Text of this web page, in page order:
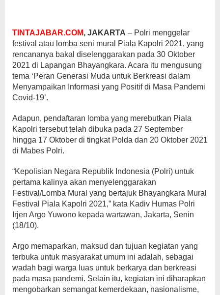
TINTAJABAR.COM, JAKARTA – Polri menggelar
festival atau lomba seni mural Piala Kapolri 2021, yang
rencananya bakal diselenggarakan pada 30 Oktober
2021 di Lapangan Bhayangkara. Acara itu mengusung
tema ‘Peran Generasi Muda untuk Berkreasi dalam
Menyampaikan Informasi yang Positif di Masa Pandemi
Covid-19’.
Adapun, pendaftaran lomba yang merebutkan Piala
Kapolri tersebut telah dibuka pada 27 September
hingga 17 Oktober di tingkat Polda dan 20 Oktober 2021
di Mabes Polri.
“Kepolisian Negara Republik Indonesia (Polri) untuk
pertama kalinya akan menyelenggarakan
Festival/Lomba Mural yang bertajuk Bhayangkara Mural
Festival Piala Kapolri 2021,” kata Kadiv Humas Polri
Irjen Argo Yuwono kepada wartawan, Jakarta, Senin
(18/10).
Argo memaparkan, maksud dan tujuan kegiatan yang
terbuka untuk masyarakat umum ini adalah, sebagai
wadah bagi warga luas untuk berkarya dan berkreasi
pada masa pandemi. Selain itu, kegiatan ini diharapkan
mengobarkan semangat kemerdekaan, nasionalisme,